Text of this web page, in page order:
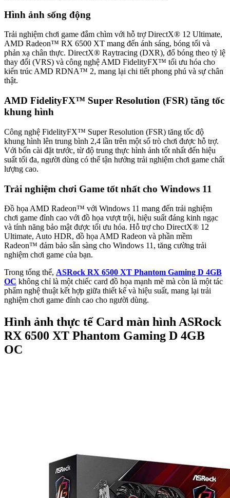
Hình ảnh sống động
Trải nghiệm chơi game đắm chìm với hỗ trợ DirectX® 12 Ultimate,
AMD Radeon™ RX 6500 XT mang đến ánh sáng, bóng tối và
phản xạ chân thực. DirectX® Raytracing (DXR), đổ bóng theo tỷ lệ
thay đổi (VRS) và công nghệ AMD FidelityFX™ tối ưu hóa cho
kiến trúc AMD RDNA™ 2, mang lại chi tiết phong phú và sự chân
thật.
AMD FidelityFX™ Super Resolution (FSR) tăng tốc
khung hình
Công nghệ FidelityFX™ Super Resolution (FSR) tăng tốc độ
khung hình lên trung bình 2,4 lần trên một số trò chơi được hỗ trợ.
Với bốn cài đặt trước, từ độ trung thực hình ảnh tốt nhất đến hiệu
suất tối đa, người dùng có thể tận hưởng trải nghiệm chơi game chất
lượng cao.
Trải nghiệm chơi Game tốt nhất cho Windows 11
Đồ họa AMD Radeon™ với Windows 11 mang đến trải nghiệm
chơi game đỉnh cao với đồ họa vượt trội, hiệu suất đáng kinh ngạc
và tính năng bảo mật được tối ưu hóa. Hỗ trợ cho DirectX® 12
Ultimate, Auto HDR, đồ họa AMD Radeon và phần mềm
Radeon™ đảm bảo sẵn sàng cho Windows 11, tăng cường trải
nghiệm chơi game của bạn.
Trong tổng thể, ASRock RX 6500 XT Phantom Gaming D 4GB
OC không chỉ là một chiếc card đồ họa mạnh mẽ mà còn là một tác
phẩm nghệ thuật kết hợp giữa thiết kế và hiệu suất, mang lại trải
nghiệm chơi game đỉnh cao cho người dùng.
Hình ảnh thực tế Card màn hình ASRock
RX 6500 XT Phantom Gaming D 4GB
OC